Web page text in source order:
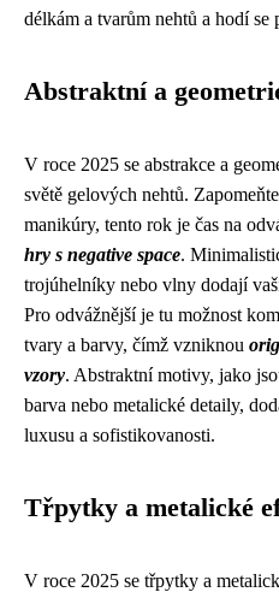
délkám a tvarům nehtů a hodí se
Abstraktní a
V roce 2025 se abstrakce a
světě gelových nehtů.
manikúry, tento rok je čas na
hry s negative space.
trojúhelníky nebo vlny dodají
Pro odvážnější je tu možnost
tvary a barvy, čímž vzniknou
vzory. Abstraktní motivy, jako
barva nebo metalické detaily,
luxusu a sofistikovanosti.
Třpytky a metalické
V roce 2025 se třpytky a